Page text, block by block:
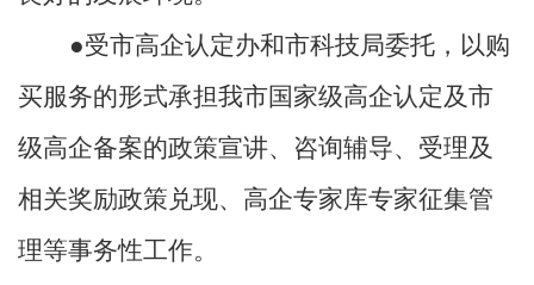
●受市高企认定办和市科技局委托 ， 以购
买服务的形式承担我市国家级高企认定及市
级高企备案的政策宣讲、咨询辅导、受理及
相关奖励政策 兑现、高企专家库专家征集管
理等事务性工作。